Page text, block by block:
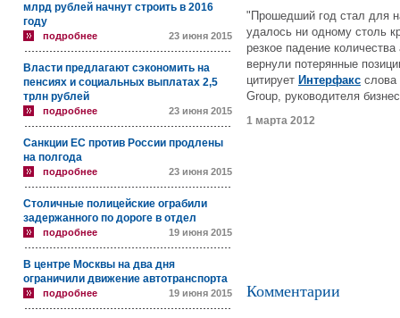
млрд рублей начнут строить в 2016
году
подробнее 23 июня 2015
Власти предлагают сэкономить на
пенсиях и социальных выплатах 2,5
трлн рублей
подробнее 23 июня 2015
Санкции ЕС против России продлены
на полгода
подробнее 23 июня 2015
Столичные полицейские ограбили
задержанного по дороге в отдел
подробнее 19 июня 2015
В центре Москвы на два дня
ограничили движение автотранспорта
подробнее 19 июня 2015
"Прошедший год стал для
удалось ни одному столь
резкое падение
вернули потерянные
цитирует Интерфакс слова
Group, руководителя
1 марта 2012
Комментарии